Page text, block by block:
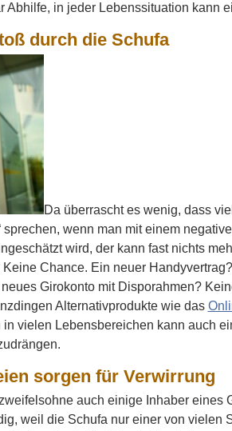
Abhilfe, in jeder Lebenssituation kann
durch die Schufa
Da überrascht es wenig, dass
sprechen, wenn man mit einem
wird, der kann fast nichts
Chance. Ein neuer
Girokonto mit Disporahmen?
Alternativprodukte wie das
vielen Lebensbereichen kann auch
sorgen für Verwirrung
auch einige Inhaber eines
weil die Schufa nur einer von vielen